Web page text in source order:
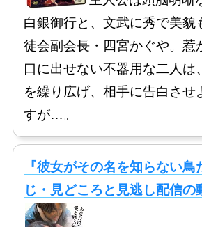
白銀御行と、文武に秀で美貌
徒会副会長・四宮かぐや。惹
口に出せない不器用な二人は
を繰り広げ、相手に告白させ
すが…。
『彼女がその名を知らない
じ・見どころと見逃し配信の